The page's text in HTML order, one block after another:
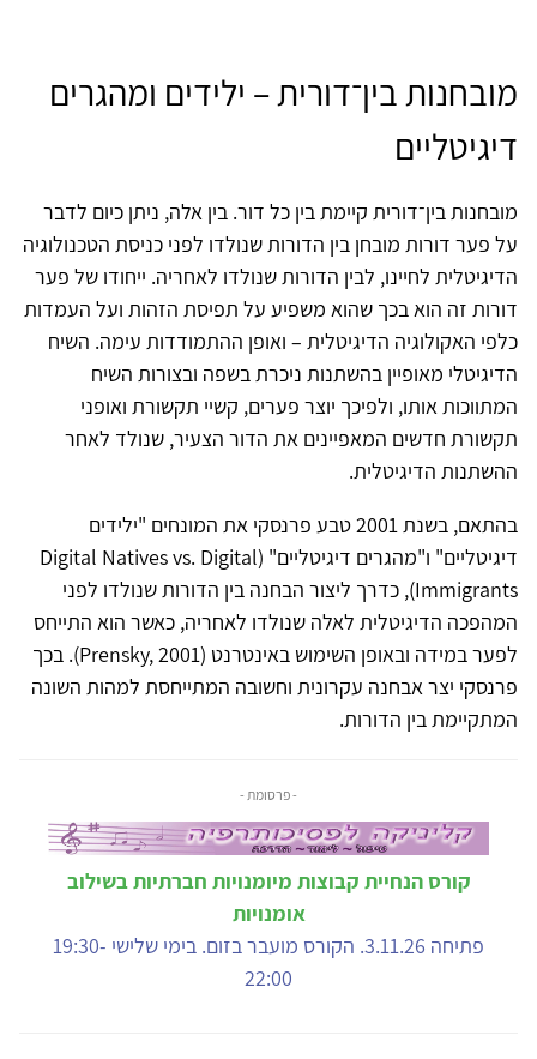
מובחנות בין־דורית – ילידים ומהגרים
דיגיטליים
מובחנות בין־דורית קיימת בין כל דור. בין אלה, ניתן כיום לדבר
על פער דורות מובחן בין הדורות שנולדו לפני כניסת הטכנולוגיה
הדיגיטלית לחיינו, לבין הדורות שנולדו לאחריה. ייחודו של פער
דורות זה הוא בכך שהוא משפיע על תפיסת הזהות ועל העמדות
כלפי האקולוגיה הדיגיטלית – ואופן ההתמודדות עימה. השיח
הדיגיטלי מאופיין בהשתנות ניכרת בשפה ובצורות השיח
המתווכות אותו, ולפיכך יוצר פערים, קשיי תקשורת ואופני
תקשורת חדשים המאפיינים את הדור הצעיר, שנולד לאחר
ההשתנות הדיגיטלית.
בהתאם, בשנת 2001 טבע פרנסקי את המונחים "ילידים
דיגיטליים" ו"מהגרים דיגיטליים" (Digital Natives vs. Digital
Immigrants), כדרך ליצור הבחנה בין הדורות שנולדו לפני
המהפכה הדיגיטלית לאלה שנולדו לאחריה, כאשר הוא התייחס
לפער במידה ובאופן השימוש באינטרנט (Prensky, 2001). בכך
פרנסקי יצר אבחנה עקרונית וחשובה המתייחסת למהות השונה
המתקיימת בין הדורות.
- פרסומת -
קורס הנחיית קבוצות מיומנויות חברתיות בשילוב
אומנויות
פתיחה 3.11.26. הקורס מועבר בזום. בימי שלישי 19:30-
22:00